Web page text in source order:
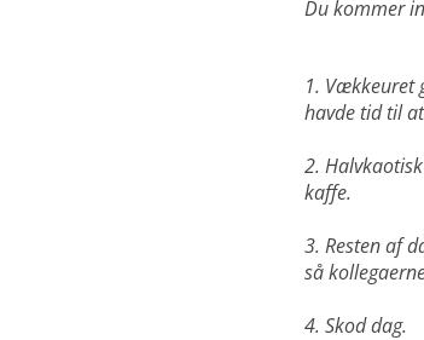
Du kommer
1. Vækkeuret
havde tid til
2.
kaffe.
3. Resten af
så
4. Skod dag.